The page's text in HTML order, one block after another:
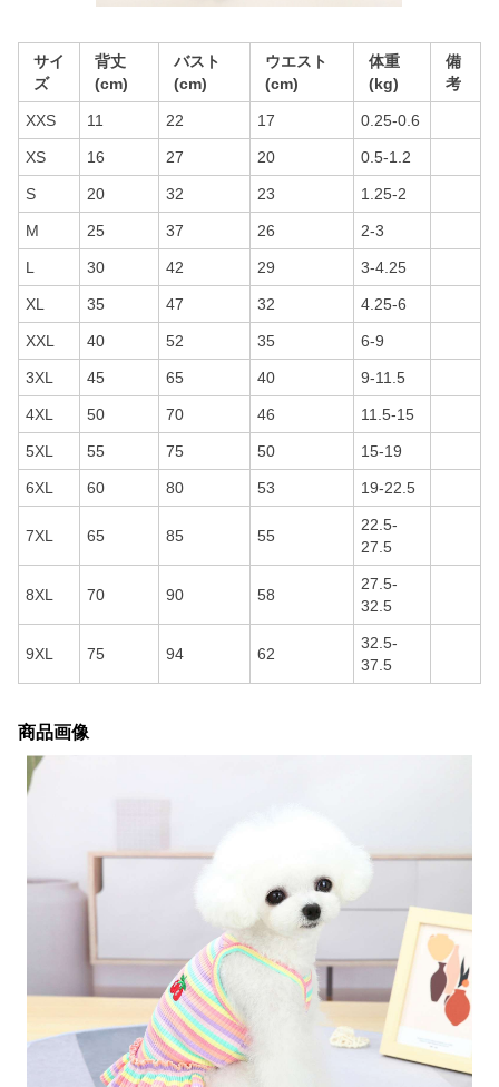
サイ
ズ
背丈
(cm)
バスト
(cm)
ウエスト
(cm)
体重
(kg)
備
考
XXS 11 22 17 0.25-0.6
XS 16 27 20 0.5-1.2
S 20 32 23 1.25-2
M 25 37 26 2-3
L 30 42 29 3-4.25
XL 35 47 32 4.25-6
XXL 40 52 35 6-9
3XL 45 65 40 9-11.5
4XL 50 70 46 11.5-15
5XL 55 75 50 15-19
6XL 60 80 53 19-22.5
7XL 65 85 55
22.5-
27.5
8XL 70 90 58
27.5-
32.5
9XL 75 94 62
32.5-
37.5
商品画像